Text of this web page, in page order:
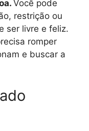
Você pode
restrição ou
ser livre e feliz.
romper
e buscar a